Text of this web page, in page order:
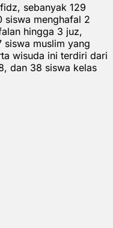
sebanyak 129
siswa menghafal 2
hingga 3 juz,
siswa muslim yang
wisuda ini terdiri dari
dan 38 siswa kelas